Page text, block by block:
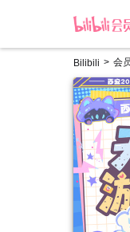
Bilibili > 会